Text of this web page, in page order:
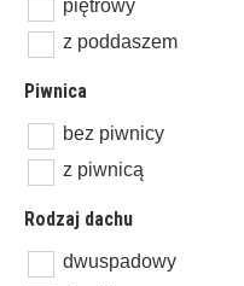
piętrowy
z poddaszem
Piwnica
bez piwnicy
z piwnicą
Rodzaj dachu
dwuspadowy